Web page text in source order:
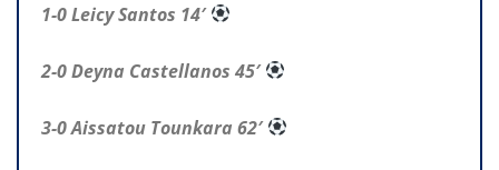
1-0 Leicy Santos 14′
2-0 Deyna Castellanos 45′
3-0 Aissatou Tounkara 62′